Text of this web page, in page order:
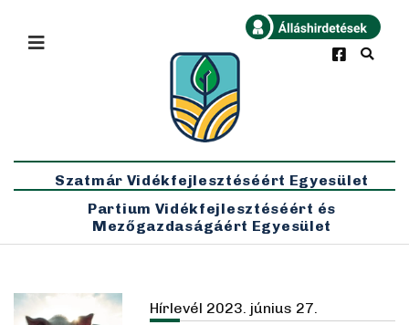
Legfrissebb
×
Szatmár Vidékfejlesztéséért Egyesület
Partium Vidékfejlesztéséért és
Mezőgazdaságáért Egyesület
Hírlevél 2023. június 27.